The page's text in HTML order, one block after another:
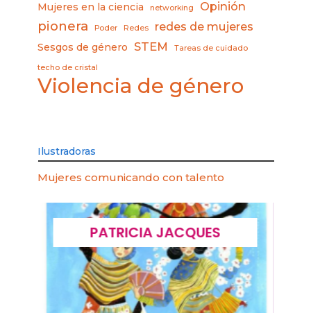
Mujeres en la ciencia networking Opinión
pionera Poder Redes redes de mujeres
Sesgos de género STEM Tareas de cuidado
techo de cristal
Violencia de género
Ilustradoras
Mujeres comunicando con talento
PATRICIA JACQUES